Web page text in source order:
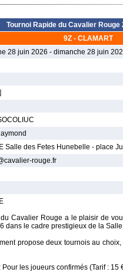
Tournoi Rapide du Cavalier Rouge
9Z - CLAMART
28 juin 2026 - dimanche 28 juin
Salle des Fetes Hunebelle - place
rouge.fr
Cavalier Rouge a le plaisir de
dans le cadre prestigieux de la
propose deux tournois au
Pour les joueurs confirmés (Tarif : 15